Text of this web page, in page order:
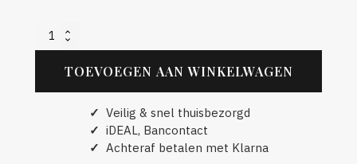
Boomtag
universele
TOEVOEGEN AAN WINKELWAGEN
✓ Veilig & snel thuisbezorgd
✓ iDEAL, Bancontact
✓ Achteraf betalen met Klarna